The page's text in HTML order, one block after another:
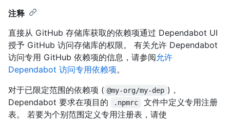
注释
直接从 GitHub 存储库获取的依赖项通过 Dependabot UI
授予 GitHub 访问存储库的权限。 有关允许 Dependabot
访问专用 GitHub 依赖项的信息，请参阅允许
Dependabot 访问专用依赖项。
对于已限定范围的依赖项 ( @my-org/my-dep )，
Dependabot 要求在项目的
.npmrc
文件中定义专用注册
表。 若要为个别范围定义专用注册表，请使